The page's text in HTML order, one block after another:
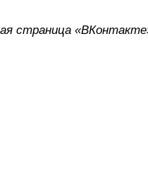
страница